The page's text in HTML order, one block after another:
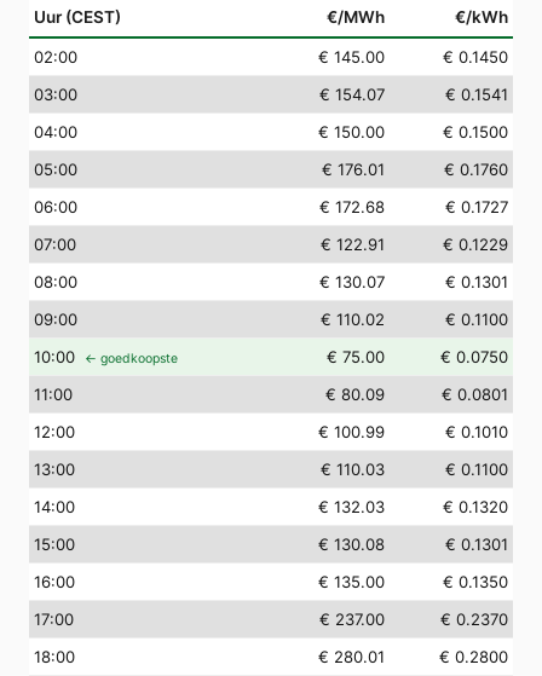
Uur (CEST) €/MWh €/kWh
02:00 € 145.00
€ 0.1450
03:00 € 154.07
€ 0.1541
04:00 € 150.00
€ 0.1500
05:00 € 176.01
€ 0.1760
06:00 € 172.68
€ 0.1727
07:00 € 122.91
€ 0.1229
08:00 € 130.07
€ 0.1301
09:00 € 110.02
€ 0.1100
10:00 ← goedkoopste € 75.00
€ 0.0750
11:00 € 80.09
€ 0.0801
12:00 € 100.99
€ 0.1010
13:00 € 110.03
€ 0.1100
14:00 € 132.03
€ 0.1320
15:00 € 130.08
€ 0.1301
16:00 € 135.00
€ 0.1350
17:00 € 237.00
€ 0.2370
18:00 € 280.01
€ 0.2800